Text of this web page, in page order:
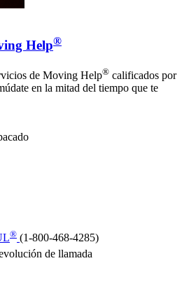
Help®
de Moving Help® calificados por
en la mitad del tiempo que te
® (1-800-468-4285)
de llamada